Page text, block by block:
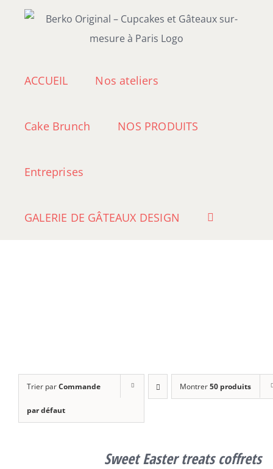
Passer
ACCUEIL Nos ateliers
Cake Brunch NOS PRODUITS
Entreprises
GALERIE DE GÂTEAUX DESIGN
Trier parCommande
par défaut
Montrer50 produits
Sweet Easter treats coffrets